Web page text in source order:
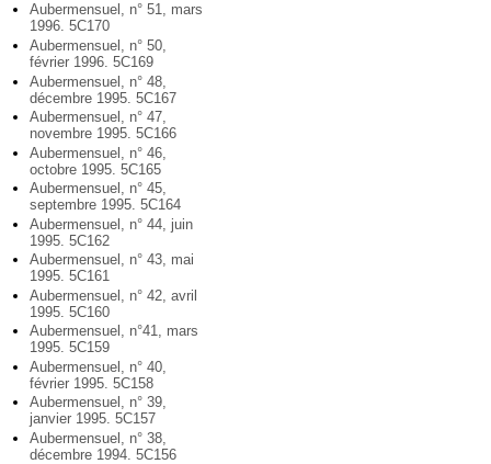
Aubermensuel, n° 51, mars
1996. 5C170
Aubermensuel, n° 50,
février 1996. 5C169
Aubermensuel, n° 48,
décembre 1995. 5C167
Aubermensuel, n° 47,
novembre 1995. 5C166
Aubermensuel, n° 46,
octobre 1995. 5C165
Aubermensuel, n° 45,
septembre 1995. 5C164
Aubermensuel, n° 44, juin
1995. 5C162
Aubermensuel, n° 43, mai
1995. 5C161
Aubermensuel, n° 42, avril
1995. 5C160
Aubermensuel, n°41, mars
1995. 5C159
Aubermensuel, n° 40,
février 1995. 5C158
Aubermensuel, n° 39,
janvier 1995. 5C157
Aubermensuel, n° 38,
décembre 1994. 5C156